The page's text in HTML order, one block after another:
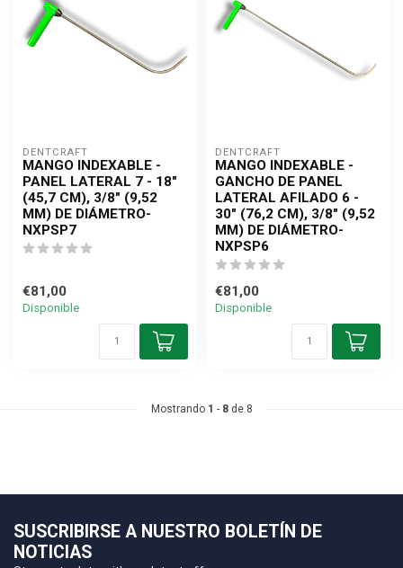
DENTCRAFT
MANGO INDEXABLE -
PANEL LATERAL 7 - 18"
(45,7 CM), 3/8" (9,52
MM) DE DIÁMETRO-
NXPSP7
€81,00
Disponible
DENTCRAFT
MANGO INDEXABLE -
GANCHO DE PANEL
LATERAL AFILADO 6 -
30" (76,2 CM), 3/8" (9,52
MM) DE DIÁMETRO-
NXPSP6
€81,00
Disponible
Mostrando 1 - 8de 8
SUSCRIBIRSE A NUESTRO BOLETÍN DE
NOTICIAS